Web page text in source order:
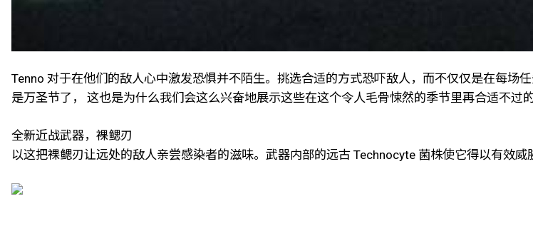
Tenno 对于在他们的敌人心中激发恐惧并不陌生。挑选合适的方式恐吓敌人，而不仅仅是在每
是万圣节了， 这也是为什么我们会这么兴奋地展示这些在这个令人毛骨悚然的季节里再合适不过的
全新近战武器，裸鳃刃
以这把裸鳃刃让远处的敌人亲尝感染者的滋味。武器内部的远古 Technocyte 菌株使它得以有效威